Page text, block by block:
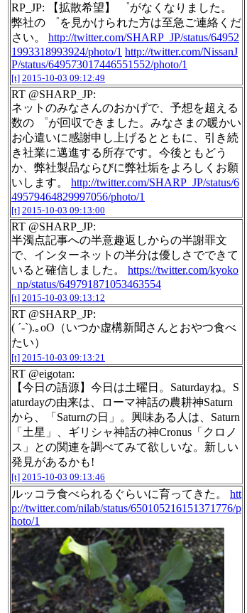
RP_JP: 【拡散希望】 ゜がなくなりました。
弊社の ゜を見かけられた方は至急ご連絡くだ
さい。 http://twitter.com/SHARP_JP/status/64952
1993318993924/photo/1 http://twitter.com/NissanJ
P/status/649573017446551552/photo/1
[t] 2015-10-03 09:12:49
RT @SHARP_JP:
ネットのみなさんのおかげで、予想を超える
数の ゜が回収できました。みなさまの暖かい
お心遣いに感謝申し上げるとともに、引き続
き社業に邁進する所存です。今後ともどう
か、弊社製品ならびに弊社垢をよろしくお願
いします。 http://twitter.com/SHARP_JP/status/6
49579464829997056/photo/1
[t] 2015-10-03 09:13:00
RT @SHARP_JP:
半濁点記事への半意趣返しからの半謝罪文
で、インターネットの半分は優しさでできて
いると確信しました。 https://twitter.com/kyoko
_np/status/649791871053463554
[t] 2015-10-03 09:13:12
RT @SHARP_JP:
( ´-`).｡oO（いつか虚構新聞さんとおやつ食べ
たい）
[t] 2015-10-03 09:13:21
RT @eigotan:
【今日の語源】今日は土曜日。Saturdayね。S
aturdayの由来は、ローマ神話の農耕神Saturn
から、「Saturnの日」。興味ある人は、Saturn
「土星」、ギリシャ神話の神Cronus「クロノ
ス」との関連を調べてみて欲しいな。新しい
発見があるかも!
[t] 2015-10-03 09:13:46
ルッコラ食べられるぐらいに育ってきた。 htt
p://twitter.com/nilab/status/650105216151371776/p
hoto/1